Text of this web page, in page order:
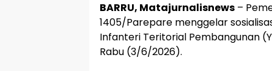
BARRU, Matajurnalisnews –
1405/Parepare menggelar
Infanteri Teritorial Pembangunan
Rabu (3/6/2026).